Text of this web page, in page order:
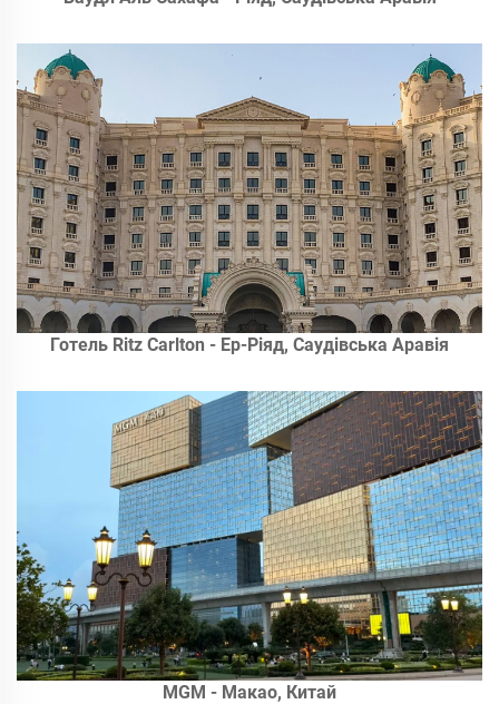
Готель Ritz Carlton - Ер-Ріяд, Саудівська Аравія
MGM - Макао, Китай